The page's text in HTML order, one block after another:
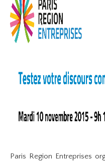
Paris Region Entreprises